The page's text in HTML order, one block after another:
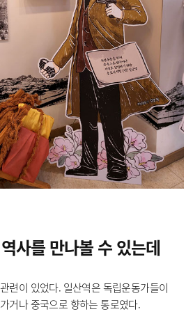
사를만나볼 수 있는데
련이 있었다. 일산역은 독립운동가들이
거나 중국으로 향하는 통로였다.